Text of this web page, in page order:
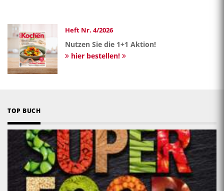
Heft Nr. 4/2026
Nutzen Sie die 1+1 Aktion!
hier bestellen!
TOP BUCH